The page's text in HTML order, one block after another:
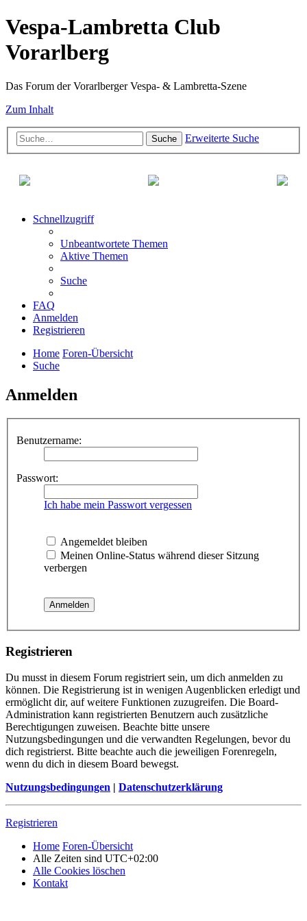
Vespa-Lambretta Club
Vorarlberg
Das Forum der Vorarlberger Vespa- & Lambretta-Szene
Zum Inhalt
Suche Erweiterte Suche
Schnellzugriff
Unbeantwortete Themen
Aktive Themen
Suche
FAQ
Anmelden
Registrieren
Home Foren-Übersicht
Suche
Anmelden
Benutzername:
Passwort:
Ich habe mein Passwort vergessen
Angemeldet bleiben
Meinen Online-Status während dieser Sitzung
verbergen
Registrieren
Du musst in diesem Forum registriert sein, um dich anmelden zu
können. Die Registrierung ist in wenigen Augenblicken erledigt und
ermöglicht dir, auf weitere Funktionen zuzugreifen. Die Board-
Administration kann registrierten Benutzern auch zusätzliche
Berechtigungen zuweisen. Beachte bitte unsere
Nutzungsbedingungen und die verwandten Regelungen, bevor du
dich registrierst. Bitte beachte auch die jeweiligen Forenregeln,
wenn du dich in diesem Board bewegst.
Nutzungsbedingungen | Datenschutzerklärung
Registrieren
Home Foren-Übersicht
Alle Zeiten sind UTC+02:00
Alle Cookies löschen
Kontakt